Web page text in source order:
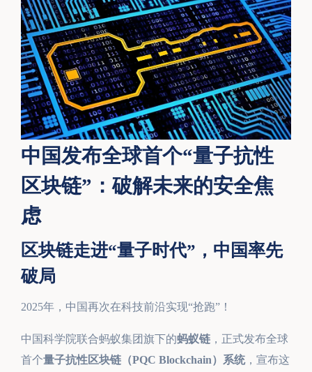
中国发布全球首个“量子抗性
区块链”：破解未来的安全焦
虑
区块链走进“量子时代”，中国率先
破局
2025年，中国再次在科技前沿实现“抢跑”！
中国科学院联合蚂蚁集团旗下的蚂蚁链 ，正式发布全球
首个量子抗性区块链（PQC Blockchain）系统，宣布这